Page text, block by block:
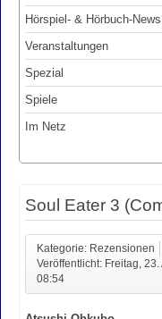
Hörspiel- & Hörbuch-News
Veranstaltungen
Spezial
Spiele
Im Netz
Soul Eater 3
Kategorie: Rezensionen
Veröffentlicht: Freitag,
08:54